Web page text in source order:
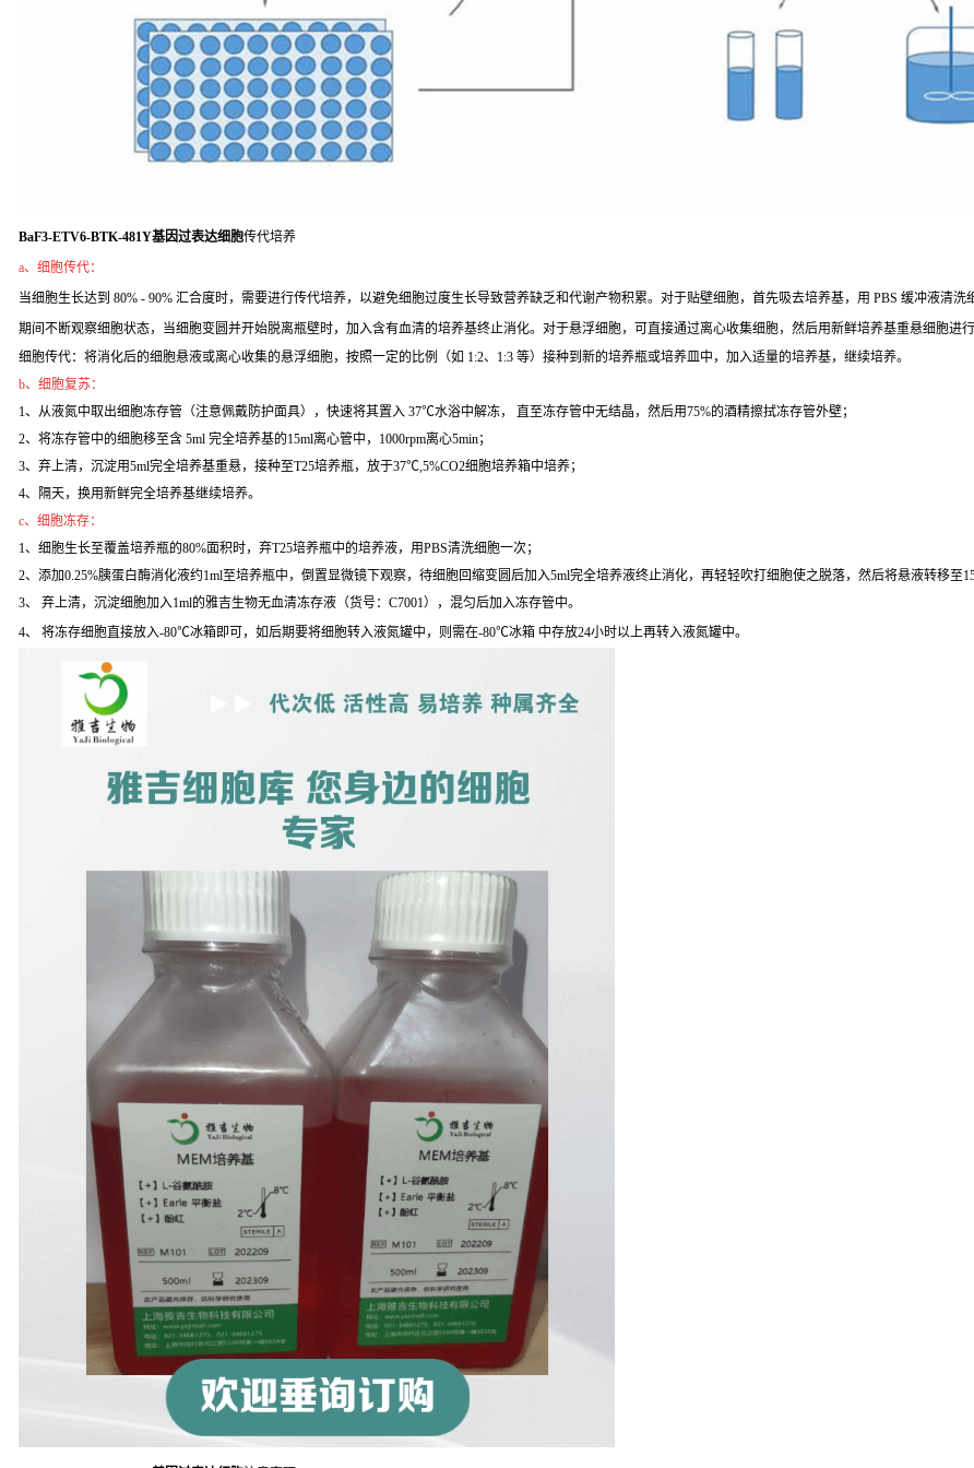
BaF3-ETV6-BTK-481Y基因过表达细胞传代培养
a、细胞传代：
当细胞生长达到 80% - 90% 汇合度时，需要进行传代培养，以避免细胞过度生长导致营养缺乏和代谢产物积累。对于贴壁细胞，首先吸去培养基，用 PBS 缓冲液清
期间不断观察细胞状态，当细胞变圆并开始脱离瓶壁时，加入含有血清的培养基终止消化。对于悬浮细胞，可直接通过离心收集细胞，然后用新鲜培养基重悬细胞进行
细胞传代：将消化后的细胞悬液或离心收集的悬浮细胞，按照一定的比例（如 1:2、1:3 等）接种到新的培养瓶或培养皿中，加入适量的培养基，继续培养。
b、细胞复苏：
1、从液氮中取出细胞冻存管（注意佩戴防护面具），快速将其置入 37℃水浴中解冻， 直至冻存管中无结晶，然后用75%的酒精擦拭冻存管外壁；
2、将冻存管中的细胞移至含 5ml 完全培养基的15ml离心管中，1000rpm离心5min；
3、弃上清，沉淀用5ml完全培养基重悬，接种至T25培养瓶，放于37℃,5%CO2细胞培养箱中培养；
4、隔天，换用新鲜完全培养基继续培养。
c、细胞冻存：
1、细胞生长至覆盖培养瓶的80%面积时，弃T25培养瓶中的培养液，用PBS清洗细胞一次；
2、添加0.25%胰蛋白酶消化液约1ml至培养瓶中，倒置显微镜下观察，待细胞回缩变圆后加入5ml完全培养液终止消化，再轻轻吹打细胞使之脱落，然后将悬液转移至
3、 弃上清，沉淀细胞加入1ml的雅吉生物无血清冻存液（货号：C7001），混匀后加入冻存管中。
4、 将冻存细胞直接放入-80℃冰箱即可，如后期要将细胞转入液氮罐中，则需在-80℃冰箱 中存放24小时以上再转入液氮罐中。